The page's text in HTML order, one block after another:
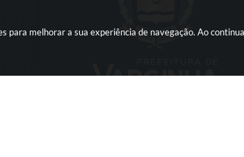
para melhorar a sua experiência de navegação. Ao